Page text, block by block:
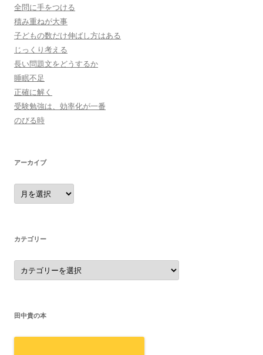
全問に手をつける
積み重ねが大事
子どもの数だけ伸ばし方はある
じっくり考える
長い問題文をどうするか
睡眠不足
正確に解く
受験勉強は、効率化が一番
のびる時
アーカイブ
ア
ー
カ
カテゴリー
カ
テ
ゴ
田中貴の本